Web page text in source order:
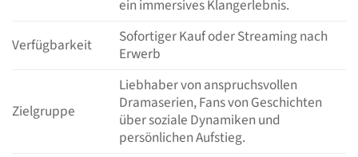
ein immersives Klangerlebnis.
Verfügbarkeit
Sofortiger Kauf oder Streaming nach
Erwerb
Zielgruppe
Liebhaber von anspruchsvollen
Dramaserien, Fans von Geschichten
über soziale Dynamiken und
persönlichen Aufstieg.